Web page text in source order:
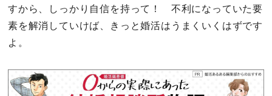
すから、しっかり自信を持って！ 不利になっていた要
素を解消していけば、きっと婚活はうまくいくはずです
よ。